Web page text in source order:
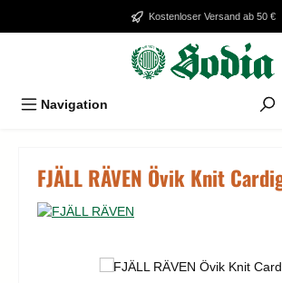
Zum Hauptinhalt springenKostenloser Versand ab 50 €
Navigation
FJÄLL RÄVEN Övik Knit
Bildergalerie überspringen